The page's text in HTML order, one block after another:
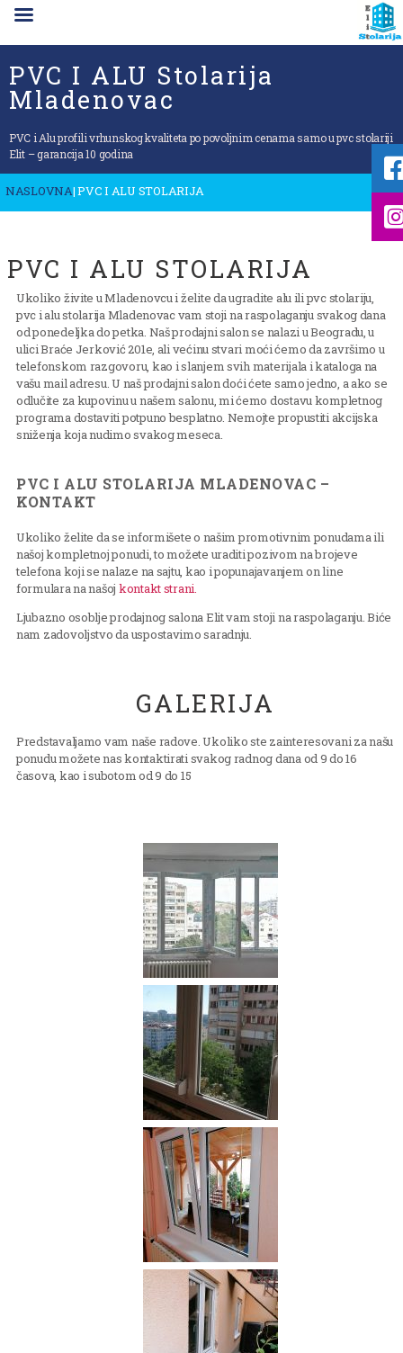
PVC I ALU Stolarija
Mladenovac
PVC i Alu profili vrhunskog kvaliteta po povoljnim cenama samo u pvc stolariji
Elit – garancija 10 godina
NASLOVNA| PVC I ALU STOLARIJA
PVC I ALU STOLARIJA
Ukoliko živite u Mladenovcu i želite da ugradite alu ili pvc stolariju,
pvc i alu stolarija Mladenovac vam stoji na raspolaganju svakog dana
od ponedeljka do petka. Naš prodajni salon se nalazi u Beogradu, u
ulici Braće Jerković 201e, ali većinu stvari moći ćemo da završimo u
telefonskom razgovoru, kao i slanjem svih materijala i kataloga na
vašu mail adresu. U naš prodajni salon doći ćete samo jedno, a ako se
odlučite za kupovinu u našem salonu, mi ćemo dostavu kompletnog
programa dostaviti potpuno besplatno. Nemojte propustiti akcijska
sniženja koja nudimo svakog meseca.
PVC I ALU STOLARIJA MLADENOVAC –
KONTAKT
Ukoliko želite da se informišete o našim promotivnim ponudama ili
našoj kompletnoj ponudi, to možete uraditi pozivom na brojeve
telefona koji se nalaze na sajtu, kao i popunajavanjem on line
formulara na našoj kontakt strani.
Ljubazno osoblje prodajnog salona Elit vam stoji na raspolaganju. Biće
nam zadovoljstvo da uspostavimo saradnju.
GALERIJA
Predstavaljamo vam naše radove. Ukoliko ste zainteresovani za našu
ponudu možete nas kontaktirati svakog radnog dana od 9 do 16
časova, kao i subotom od 9 do 15